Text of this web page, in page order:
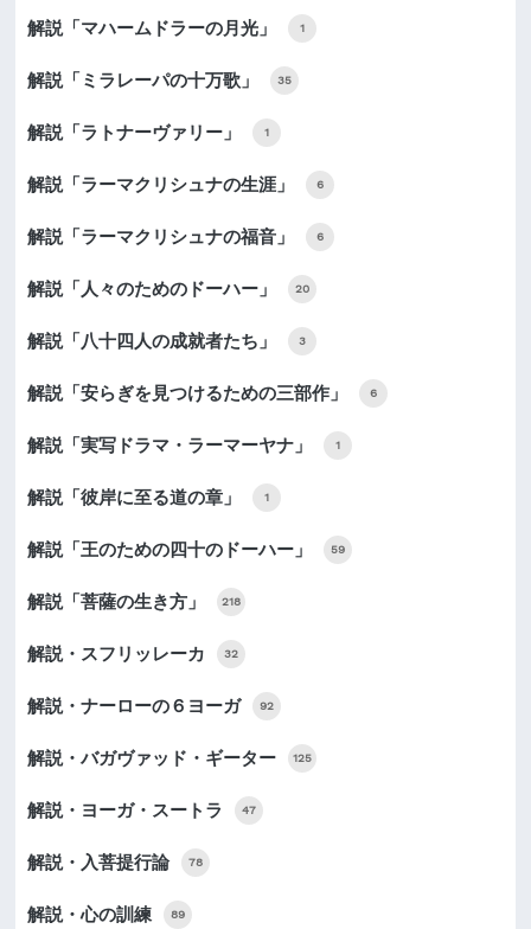
解説「マハームドラーの月光」 1
解説「ミラレーパの十万歌」 35
解説「ラトナーヴァリー」 1
解説「ラーマクリシュナの生涯」 6
解説「ラーマクリシュナの福音」 6
解説「人々のためのドーハー」 20
解説「八十四人の成就者たち」 3
解説「安らぎを見つけるための三部作」 6
解説「実写ドラマ・ラーマーヤナ」 1
解説「彼岸に至る道の章」 1
解説「王のための四十のドーハー」 59
解説「菩薩の生き方」 218
解説・スフリッレーカ 32
解説・ナーローの６ヨーガ 92
解説・バガヴァッド・ギーター 125
解説・ヨーガ・スートラ 47
解説・入菩提行論 78
解説・心の訓練 89